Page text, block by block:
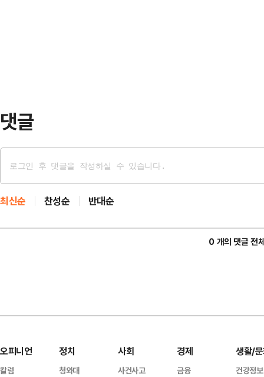
댓글
최신순 찬성순 반대순
0 개의 댓글 전
오피니언
칼럼
정치
청와대
사회
사건사고
경제
금융
생활/
건강정보